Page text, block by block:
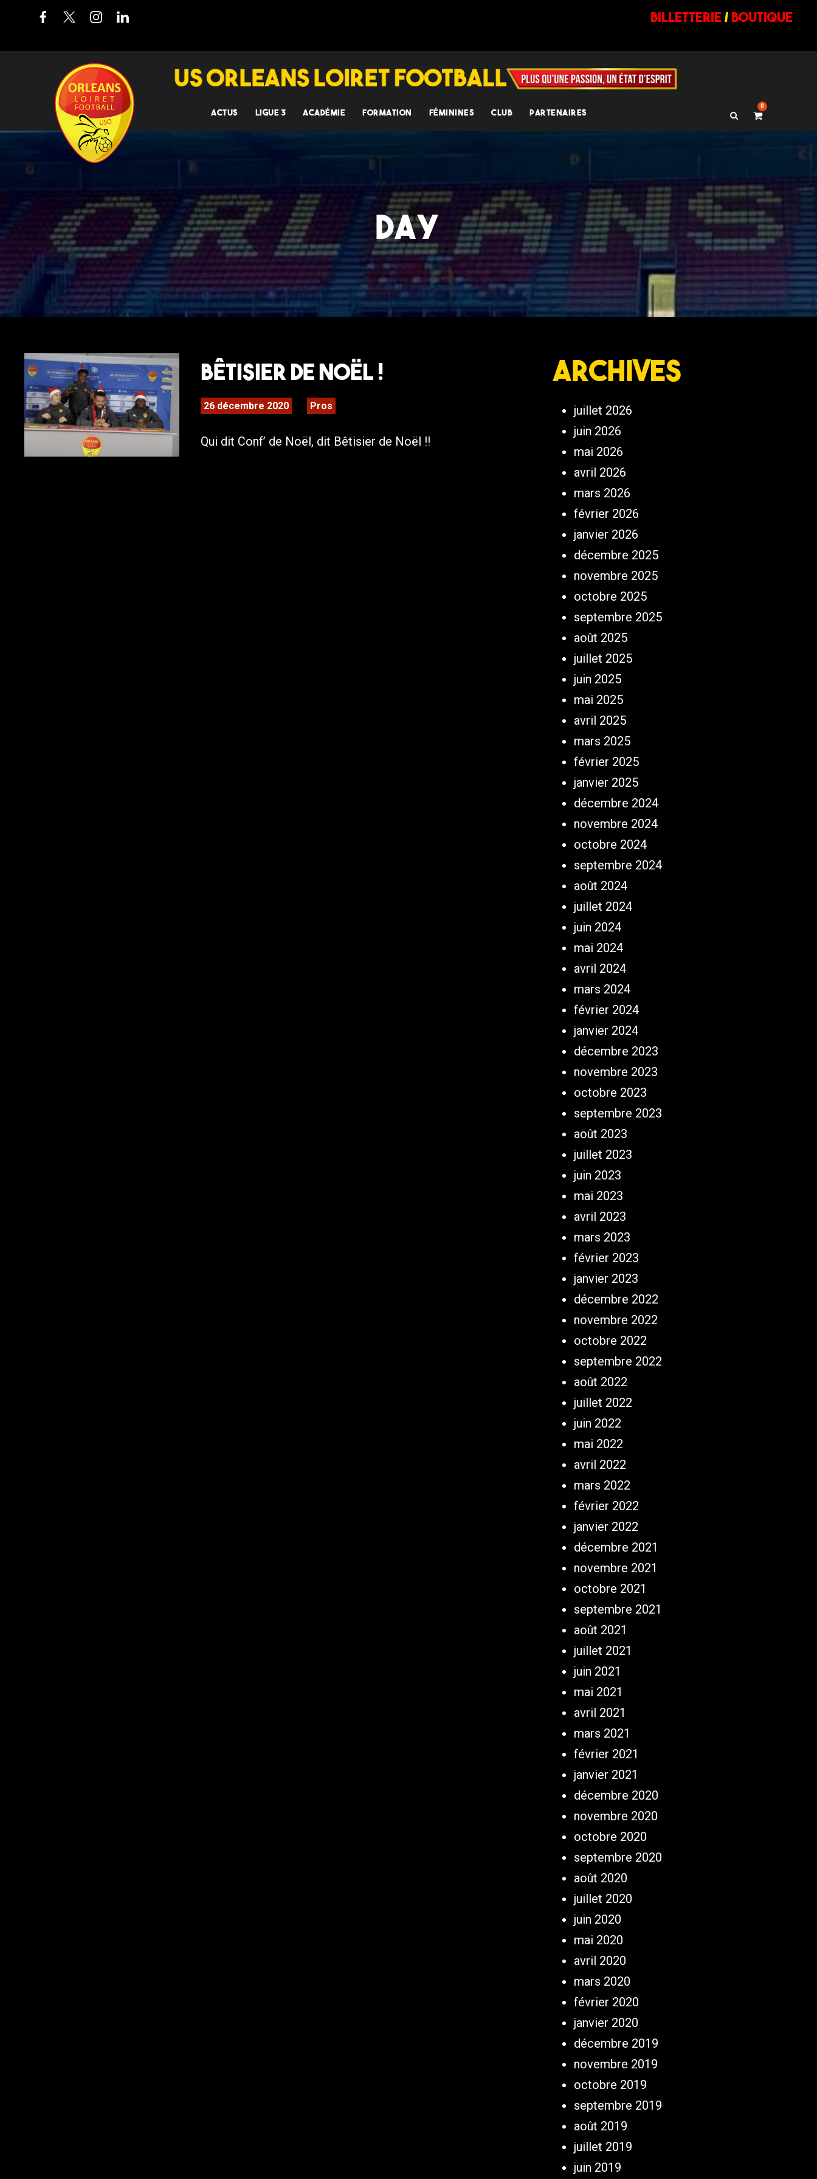
billetterie/ BOUTIQUE
ACTUS LIGUE 3 ACADÉMIE FORMATION FÉMININES CLUB PARTENAIRES
0
DAY
Bêtisier de Noël !
26 décembre 2020 Pros
Qui dit Conf’ de Noël, dit Bêtisier de Noël !!
Archives
juillet 2026
juin 2026
mai 2026
avril 2026
mars 2026
février 2026
janvier 2026
décembre 2025
novembre 2025
octobre 2025
septembre 2025
août 2025
juillet 2025
juin 2025
mai 2025
avril 2025
mars 2025
février 2025
janvier 2025
décembre 2024
novembre 2024
octobre 2024
septembre 2024
août 2024
juillet 2024
juin 2024
mai 2024
avril 2024
mars 2024
février 2024
janvier 2024
décembre 2023
novembre 2023
octobre 2023
septembre 2023
août 2023
juillet 2023
juin 2023
mai 2023
avril 2023
mars 2023
février 2023
janvier 2023
décembre 2022
novembre 2022
octobre 2022
septembre 2022
août 2022
juillet 2022
juin 2022
mai 2022
avril 2022
mars 2022
février 2022
janvier 2022
décembre 2021
novembre 2021
octobre 2021
septembre 2021
août 2021
juillet 2021
juin 2021
mai 2021
avril 2021
mars 2021
février 2021
janvier 2021
décembre 2020
novembre 2020
octobre 2020
septembre 2020
août 2020
juillet 2020
juin 2020
mai 2020
avril 2020
mars 2020
février 2020
janvier 2020
décembre 2019
novembre 2019
octobre 2019
septembre 2019
août 2019
juillet 2019
juin 2019